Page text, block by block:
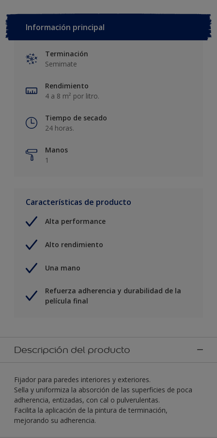
Información principal
Terminación
Semimate
Rendimiento
4 a 8 m² por litro.
Tiempo de secado
24 horas.
Manos
1
Características de producto
Alta performance
Alto rendimiento
Una mano
Refuerza adherencia y durabilidad de la
película final
Descripción del producto
Fijador para paredes interiores y exteriores.
Sella y uniformiza la absorción de las superficies de poca
adherencia, entizadas, con cal o pulverulentas.
Facilita la aplicación de la pintura de terminación,
mejorando su adherencia.